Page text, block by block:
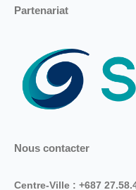
Partenariat
Nous contacter
Centre-Ville : +687